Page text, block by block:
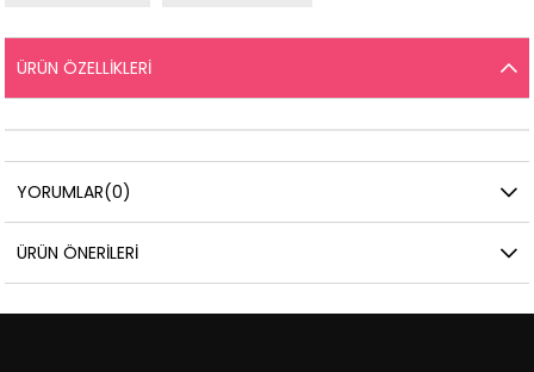
ÜRÜN ÖZELLIKLERI
YORUMLAR(0)
ÜRÜN ÖNERILERI